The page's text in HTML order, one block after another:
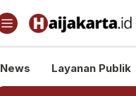
Haijakarta.id
Semua Tentang
News Layanan Publik